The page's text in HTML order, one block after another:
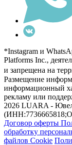
*Instagram и
Platforms Inc.,
и запрещена на
Размещение
информационный
рекламу или
2026 LUARA -
Договор оферты
обработку
файлов Cookie